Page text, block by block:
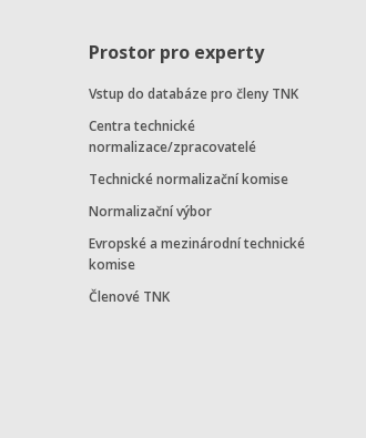
Prostor pro experty
Vstup do databáze pro členy TNK
Centra technické
normalizace/zpracovatelé
Technické normalizační komise
Normalizační výbor
Evropské a mezinárodní technické
komise
Členové TNK